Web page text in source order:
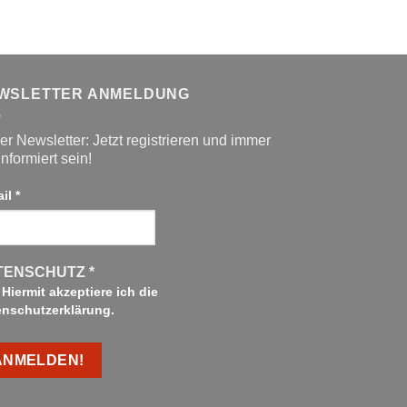
ANMELDUNG
Newsletter: Jetzt registrieren und immer
sein!
*
*
Hiermit akzeptiere ich die